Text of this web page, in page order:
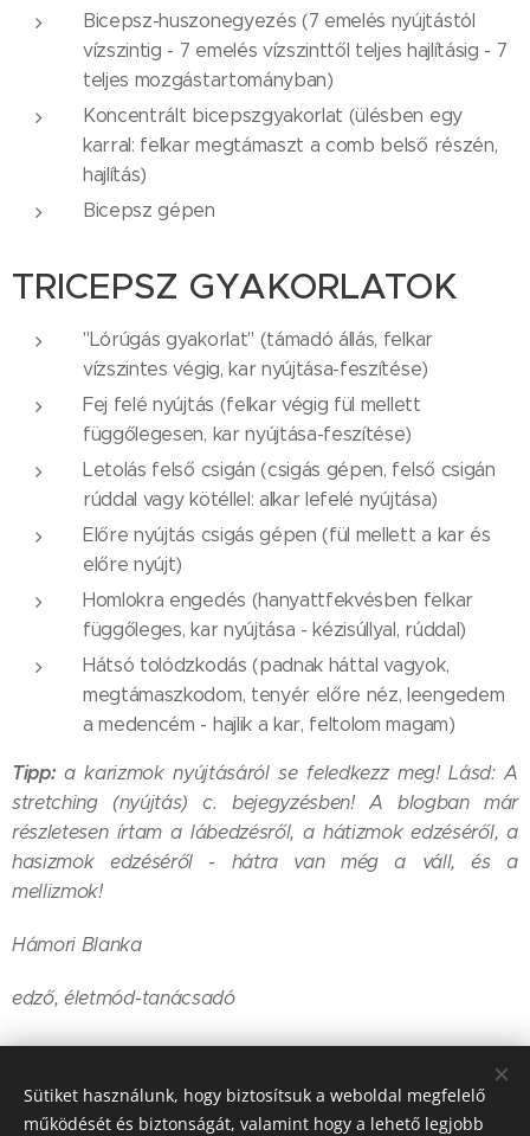
Bicepsz-huszonegyezés (7 emelés nyújtástól
vízszintig - 7 emelés vízszinttől teljes hajlításig - 7
teljes mozgástartományban)
Koncentrált bicepszgyakorlat (ülésben egy
karral: felkar megtámaszt a comb belső részén,
hajlítás)
Bicepsz gépen
TRICEPSZ GYAKORLATOK
"Lórúgás gyakorlat" (támadó állás, felkar
vízszintes végig, kar nyújtása-feszítése)
Fej felé nyújtás (felkar végig fül mellett
függőlegesen, kar nyújtása-feszítése)
Letolás felső csigán (csigás gépen, felső csigán
rúddal vagy kötéllel: alkar lefelé nyújtása)
Előre nyújtás csigás gépen (fül mellett a kar és
előre nyújt)
Homlokra engedés (hanyattfekvésben felkar
függőleges, kar nyújtása - kézisúllyal, rúddal)
Hátsó tolódzkodás (padnak háttal vagyok,
megtámaszkodom, tenyér előre néz, leengedem
a medencém - hajlik a kar, feltolom magam)
Tipp:a karizmok nyújtásáról se feledkezz meg! Lásd: A
stretching (nyújtás) c. bejegyzésben! A blogban már
részletesen írtam a lábedzésről, a hátizmok edzéséről, a
hasizmok edzéséről - hátra van még a váll, és a
mellizmok!
Hámori Blanka
edző, életmód-tanácsadó
Share
Sütiket használunk, hogy biztosítsuk a weboldal megfelelő
működését és biztonságát, valamint hogy a lehető legjobb